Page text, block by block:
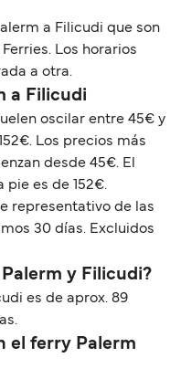
a Filicudi que son
Los horarios
a otra.
a Filicudi
oscilar entre 45€ y
Los precios más
desde 45€. El
pie es de 152€.
representativo de las
30 días. Excluidos
y Filicudi?
es de aprox. 89
el ferry Palerm